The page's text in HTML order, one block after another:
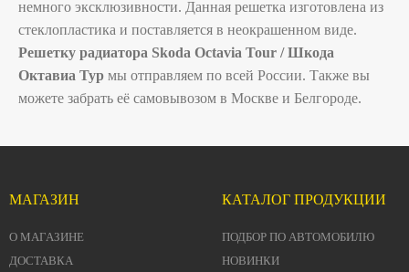
немного эксклюзивности. Данная решетка изготовлена из
стеклопластика и поставляется в неокрашенном виде.
Pешeтку paдиатора Skoda Octavia Tour / Шкода
Октавиа Тур мы отправляем по всей России. Также вы
можете забрать её самовывозом в Москве и Белгороде.
МАГАЗИН
О МАГАЗИНЕ
ДОСТАВКА
КАТАЛОГ ПРОДУКЦИИ
ПОДБОР ПО АВТОМОБИЛЮ
НОВИНКИ